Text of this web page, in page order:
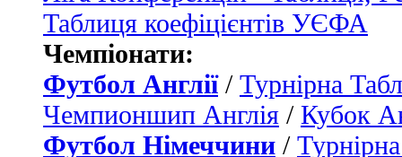
Таблиця коефіцієнтів УЄФА
Чемпіонати:
Футбол Англії/ Турнірна
Чемпионшип Англія / Кубок
Футбол Німеччини /